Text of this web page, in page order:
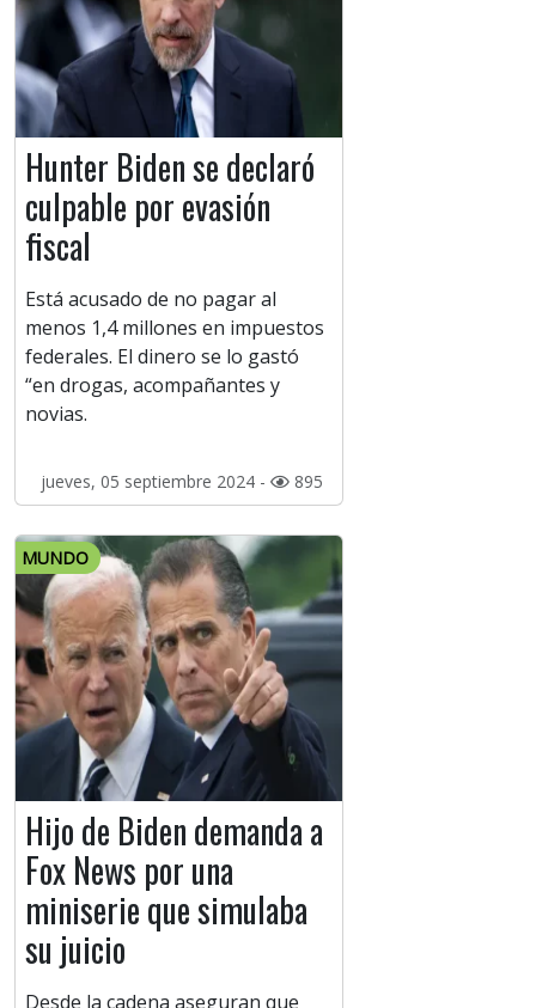
Hunter Biden se declaró
culpable por evasión
fiscal
Está acusado de no pagar al
menos 1,4 millones en impuestos
federales. El dinero se lo gastó
“en drogas, acompañantes y
novias.
jueves, 05 septiembre 2024 - 895
MUNDO
Hijo de Biden demanda a
Fox News por una
miniserie que simulaba
su juicio
Desde la cadena aseguran que